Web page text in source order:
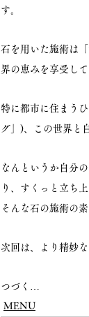
す。
石を用いた施術は
界の恵みを享受して
特に都市に住まう
グ」)、この世界と
なんというか自分
り、すくっと立ち
そんな石の施術の
次回は、より精妙な
つづく…
MENU